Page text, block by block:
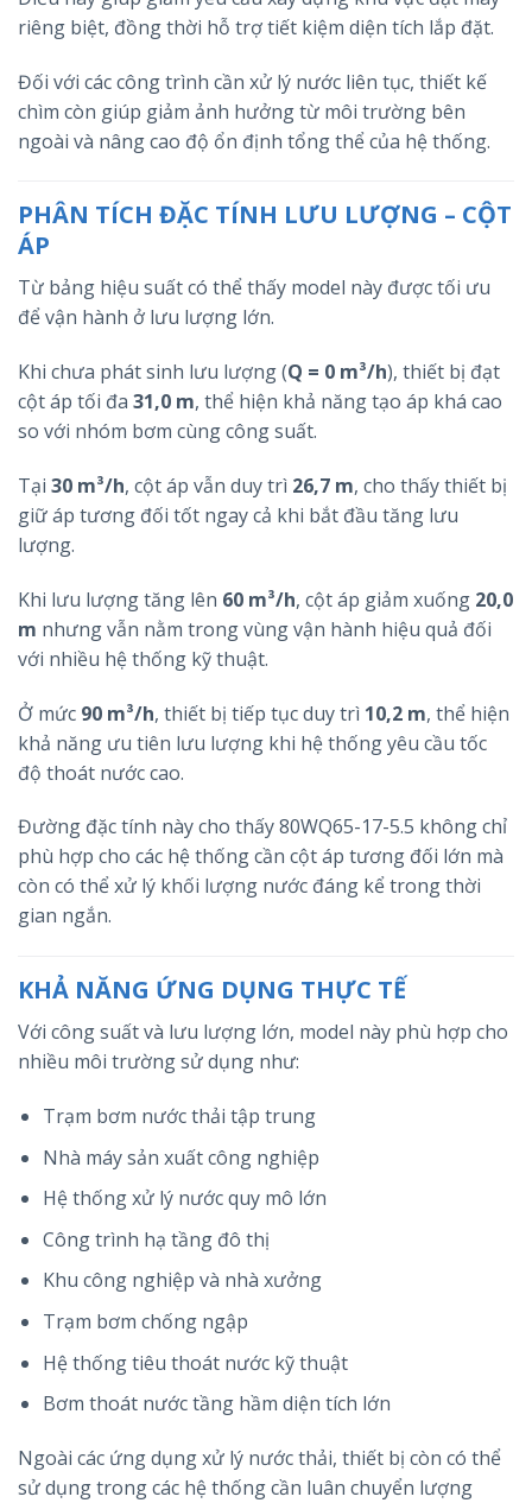
riêng biệt, đồng thời hỗ trợ tiết kiệm diện tích lắp đặt.
Đối với các công trình cần xử lý nước liên tục, thiết kế
chìm còn giúp giảm ảnh hưởng từ môi trường bên
ngoài và nâng cao độ ổn định tổng thể của hệ thống.
PHÂN TÍCH ĐẶC TÍNH LƯU LƯỢNG – CỘT
ÁP
Từ bảng hiệu suất có thể thấy model này được tối ưu
để vận hành ở lưu lượng lớn.
Khi chưa phát sinh lưu lượng (Q = 0 m³/h), thiết bị đạt
cột áp tối đa 31,0 m, thể hiện khả năng tạo áp khá cao
so với nhóm bơm cùng công suất.
Tại 30 m³/h, cột áp vẫn duy trì 26,7 m, cho thấy thiết bị
giữ áp tương đối tốt ngay cả khi bắt đầu tăng lưu
lượng.
Khi lưu lượng tăng lên 60 m³/h, cột áp giảm xuống 20,0
m nhưng vẫn nằm trong vùng vận hành hiệu quả đối
với nhiều hệ thống kỹ thuật.
Ở mức 90 m³/h, thiết bị tiếp tục duy trì 10,2 m, thể hiện
khả năng ưu tiên lưu lượng khi hệ thống yêu cầu tốc
độ thoát nước cao.
Đường đặc tính này cho thấy 80WQ65-17-5.5 không chỉ
phù hợp cho các hệ thống cần cột áp tương đối lớn mà
còn có thể xử lý khối lượng nước đáng kể trong thời
gian ngắn.
KHẢ NĂNG ỨNG DỤNG THỰC TẾ
Với công suất và lưu lượng lớn, model này phù hợp cho
nhiều môi trường sử dụng như:
Trạm bơm nước thải tập trung
Nhà máy sản xuất công nghiệp
Hệ thống xử lý nước quy mô lớn
Công trình hạ tầng đô thị
Khu công nghiệp và nhà xưởng
Trạm bơm chống ngập
Hệ thống tiêu thoát nước kỹ thuật
Bơm thoát nước tầng hầm diện tích lớn
Ngoài các ứng dụng xử lý nước thải, thiết bị còn có thể
sử dụng trong các hệ thống cần luân chuyển lượng